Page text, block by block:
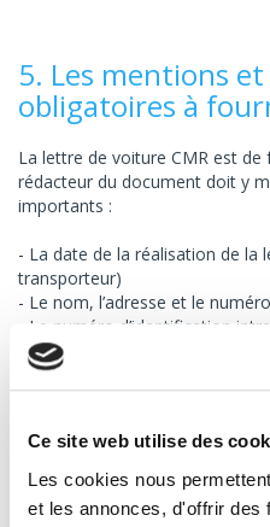
Ce site web utilise des
Les cookies nous
et les annonces, d'offrir des
5. Les mentions
obligatoires à
La lettre de voiture CMR est
rédacteur du document doit y
importants :
La date de la réalisation de la
transporteur)
Le nom, l’adresse et le
Le numéro d’identification
partie prenante (l’entreprise ou
La date à laquelle la
La nature de la marchandise,
volume
Le nom de l’expéditeur
Le nom du destinataire